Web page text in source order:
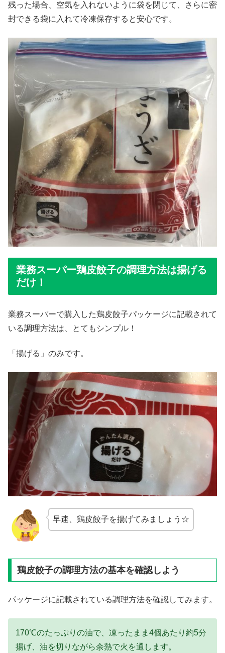
残った場合、空気を入れないように袋を閉じて、さらに密
封できる袋に入れて冷凍保存すると安心です。
業務スーパー鶏皮餃子の調理方法は揚げる
だけ！
業務スーパーで購入した鶏皮餃子パッケージに記載されて
いる調理方法は、とてもシンプル！
「揚げる」のみです。
早速、鶏皮餃子を揚げてみましょう☆
鶏皮餃子の調理方法の基本を確認しよう
パッケージに記載されている調理方法を確認してみます。
170℃のたっぷりの油で、凍ったまま4個あたり約5分
揚げ、油を切りながら余熱で火を通します。